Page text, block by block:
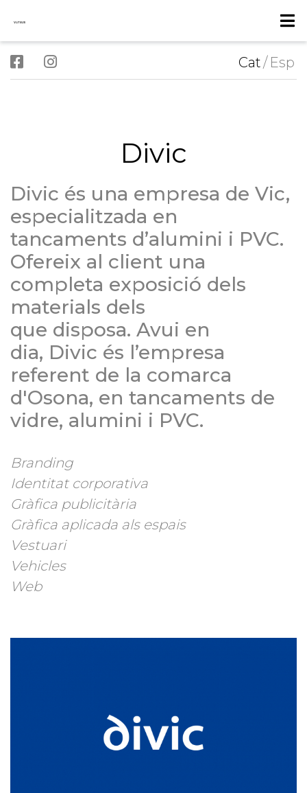
Cat/ Esp
Divic
Divic és una empresa de Vic,
especialitzada en
tancaments d’alumini i PVC.
Ofereix al client una
completa exposició dels
materials dels
que disposa. Avui en
dia, Divic és l’empresa
referent de la comarca
d'Osona, en tancaments de
vidre, alumini i PVC.
Branding
Identitat corporativa
Gràfica publicitària
Gràfica aplicada als espais
Vestuari
Vehicles
Web